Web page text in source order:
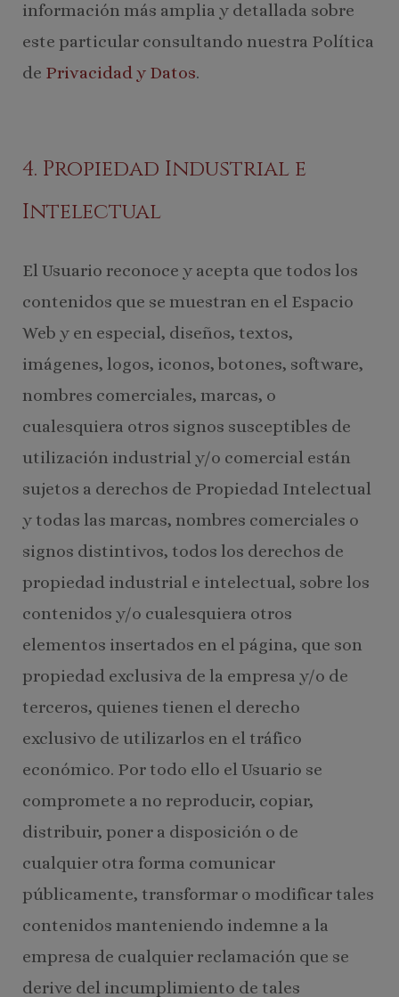
información más amplia y detallada sobre
este particular consultando nuestra Política
de Privacidad y Datos.
4. Propiedad Industrial e
Intelectual
El Usuario reconoce y acepta que todos los
contenidos que se muestran en el Espacio
Web y en especial, diseños, textos,
imágenes, logos, iconos, botones, software,
nombres comerciales, marcas, o
cualesquiera otros signos susceptibles de
utilización industrial y/o comercial están
sujetos a derechos de Propiedad Intelectual
y todas las marcas, nombres comerciales o
signos distintivos, todos los derechos de
propiedad industrial e intelectual, sobre los
contenidos y/o cualesquiera otros
elementos insertados en el página, que son
propiedad exclusiva de la empresa y/o de
terceros, quienes tienen el derecho
exclusivo de utilizarlos en el tráfico
económico. Por todo ello el Usuario se
compromete a no reproducir, copiar,
distribuir, poner a disposición o de
cualquier otra forma comunicar
públicamente, transformar o modificar tales
contenidos manteniendo indemne a la
empresa de cualquier reclamación que se
derive del incumplimiento de tales